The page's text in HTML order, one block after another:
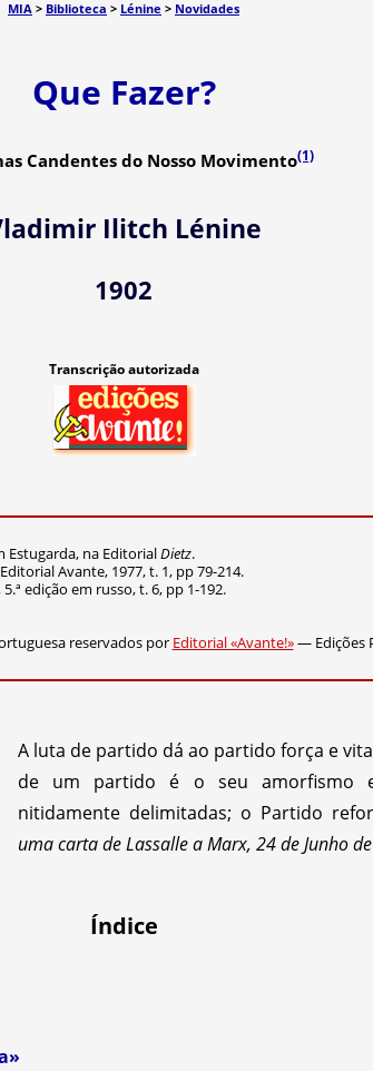
MIA > Biblioteca > Lénine > Novidades
Que Fazer?
Candentes do Nosso Movimento(1)
Ilitch Lénine
1902
Transcrição autorizada
Estugarda, na EditorialDietz.
Avante, 1977, t. 1, pp 79-214.
5.ª edição em russo, t. 6, pp 1-192.
reservados por Editorial «Avante!»— Edições
A luta de partido dá ao partido força e
de um partido é o seu amorfismo
nitidamente delimitadas; o Partido
uma carta de Lassalle a Marx, 24 de Junho
Índice